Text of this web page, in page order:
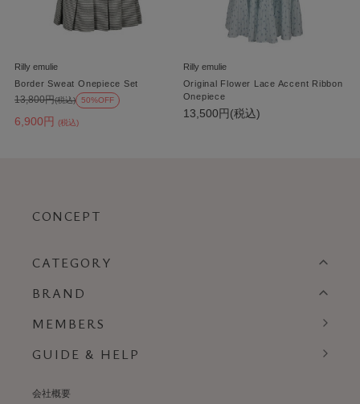
Rilly emulie
Border Sweat Onepiece Set
6,900円 (税込)
13,800円(税込) 50%OFF
Rilly emulie
Original Flower Lace Accent Ribbon
Onepiece
13,500円(税込)
CONCEPT
CATEGORY
BRAND
MEMBERS
GUIDE & HELP
会社概要